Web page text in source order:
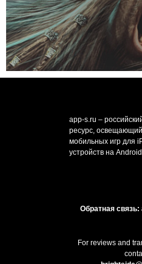
app-s.ru –
ресурс,
мобильных игр для
устройств на
Обратная
For reviews and